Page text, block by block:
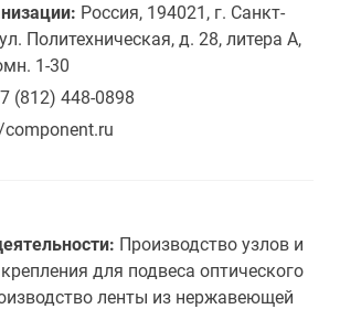
Россия, 194021, г. Санкт-
Политехническая, д. 28, литера А,
1-30
(812) 448-0898
Производство узлов и
для подвеса оптического
ленты из нержавеющей